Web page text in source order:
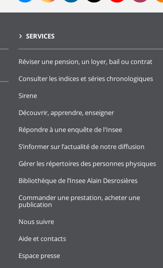
SERVICES
Réviser une pension, un loyer, bail ou contrat
Consulter les indices et séries chronologiques
Sirene
Découvrir, apprendre, enseigner
Répondre à une enquête de l'Insee
S’informer sur l’actualité de notre diffusion
Gérer les répertoires des personnes physiques
Bibliothèque de l’Insee Alain Desrosières
Commander une prestation, acheter une
publication
Nous suivre
Aide et contacts
Espace presse